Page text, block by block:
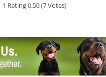
1 Rating 0.50 (7 Votes)